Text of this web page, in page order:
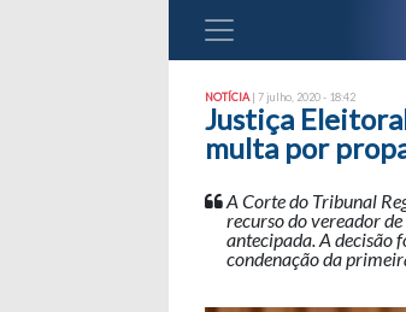
NOTÍCIA | 7 julho, 2020 - 18:42
Justiça
multa por
A Corte do Tribunal
recurso do vereador
antecipada. A decisão
condenação da